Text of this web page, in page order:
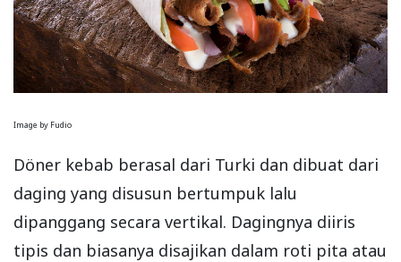
Image by Fudio
Döner kebab berasal dari Turki dan dibuat dari
daging yang disusun bertumpuk lalu
dipanggang secara vertikal. Dagingnya diiris
tipis dan biasanya disajikan dalam roti pita atau